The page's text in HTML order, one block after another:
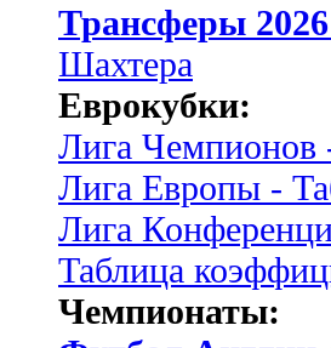
Трансферы
Шахтера
Еврокубки:
Лига Чемпионов
Лига Европы -
Лига
Таблица
Чемпионаты: